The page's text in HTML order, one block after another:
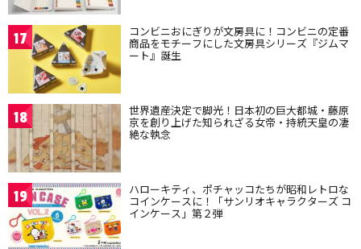
17 コンビニおにぎりが文房具に！コンビニの定番
商品をモチーフにした文房具シリーズ『ジムマ
ート』誕生
18 世界遺産決定で脚光！日本初の巨大都城・藤原
京を創り上げた知られざる女帝・持統天皇の凄
絶な執念
19 ハローキティ、ポチャッコたちが昭和レトロな
コインケースに！「サンリオキャラクターズ コ
インケース」第２弾